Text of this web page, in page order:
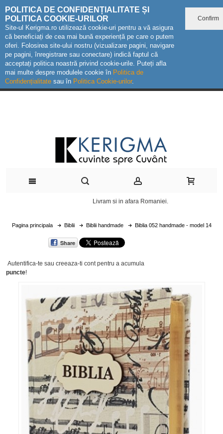
POLITICA DE CONFIDENȚIALITATE ȘI
POLITICA COOKIE-URILOR
Site-ul Kerigma.ro utilizează cookie-uri pentru a vă asigura
că beneficiați de cea mai bună experiență pe care o putem
oferi. Folosirea site-ului nostru (vizualizare pagini, navigare
pe pagini, înregistrare sau conectare) indică faptul că
acceptați politica noastră privind cookie-urile. Puteți afla
mai multe despre modulele cookie în Politica de
Confidențialitate sau în Politica Cookie-urilor.
Confirm
Livram si in afara Romaniei.
Pagina principala Biblii Biblii handmade Biblia 052 handmade - model 14
Share
Autentifica-te sau creeaza-ti contpentru a acumula
puncte!